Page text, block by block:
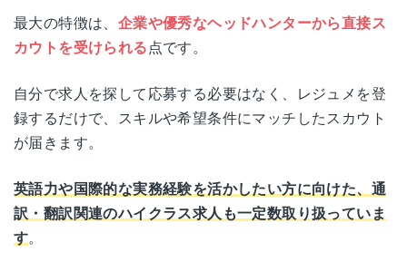
運営会社
株式会社インディードリクルートパー
職業紹介事業許可
番号
対象年代 年齢制限なし
最大の特徴は、 企業や優秀なヘッドハンターから直接ス
カウトを受けられる 点です。
自分で求人を探して応募する必要はなく、レジュメを登
録するだけで、スキルや希望条件にマッチしたスカウト
が届きます。
英語力や国際的な実務経験を活かしたい方に向けた、通
訳・翻訳関連のハイクラス求人も一定数取り扱っていま
す。